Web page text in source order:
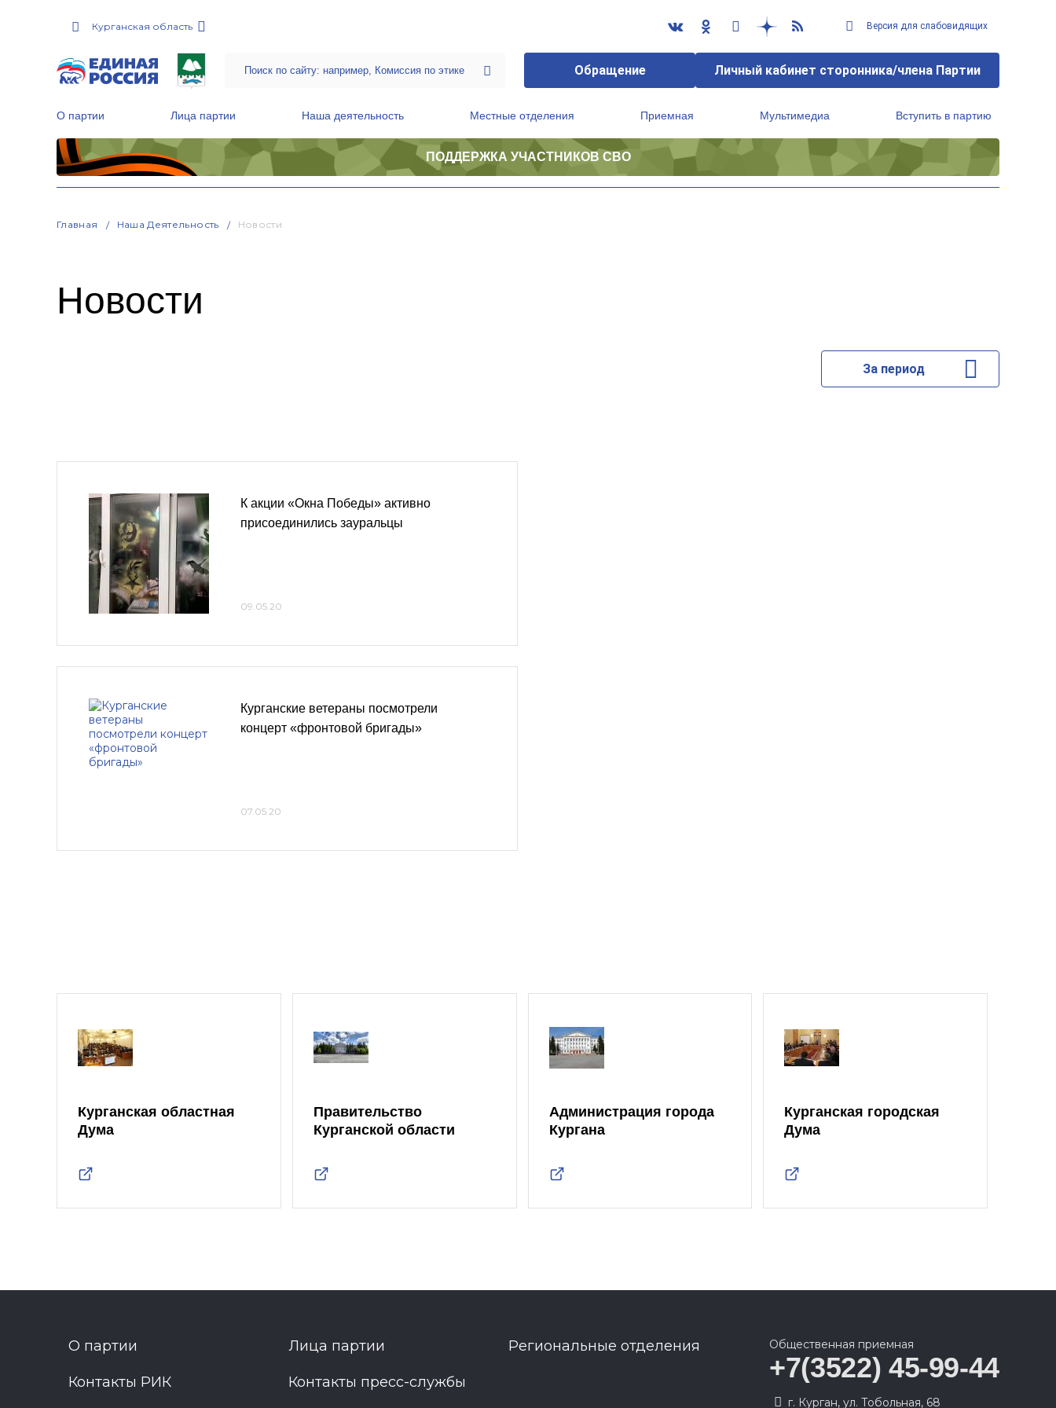
Курганская область Версия для слабовидящих
Обращение Личный кабинет сторонника/члена Партии
О партии Лица партии Наша деятельность Местные отделения Приемная Мультимедиа Вступить в партию
ПОДДЕРЖКА УЧАСТНИКОВ СВО
Главная Наша Деятельность Новости
Новости
За период
К акции «Окна Победы» активно
присоединились зауральцы
09.05.20
Курганские ветераны посмотрели
концерт «фронтовой бригады»
07.05.20
Курганская областная
Дума
Правительство
Курганской области
Администрация города
Кургана
Курганская городская
Дума
О партии Лица партии Региональные отделения
Контакты РИК Контакты пресс-службы
Общественная приемная
+7(3522) 45-99-44
г. Курган, ул. Тобольная, 68